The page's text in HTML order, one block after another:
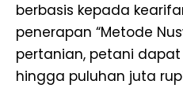
berbasis kepada
penerapan “Metode
pertanian, petani
hingga puluhan juta